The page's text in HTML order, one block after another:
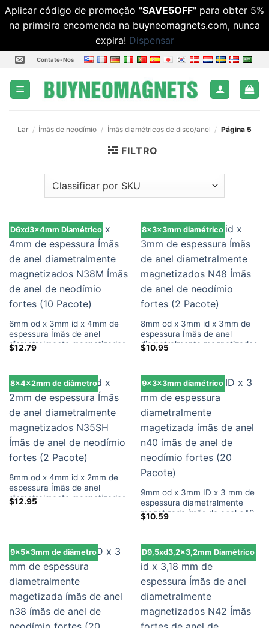
Aplicar código de promoção "SAVE5OFF" para obter 5%
na primeira encomenda na buyneomagnets.com, nunca
expira! Dispensar
conteúdo
Contate-Nos
Lar / Ímãs de neodímio / Ímãs diamétricos de disco/anel / Página 5
FILTRO
D6xd3x4mm Diamétrico
6mm od x 3mm id x 4mm de
espessura Ímãs de anel
diametralmente magnetizados
N38M Ímãs de anel de
$12.79
8x3x3mm diamétrico
8mm od x 3mm id x 3mm de
espessura Ímãs de anel
diametralmente magnetizados
N48 Ímãs de anel de neodímio
$10.95
8x4x2mm de diâmetro
8mm od x 4mm id x 2mm de
espessura Ímãs de anel
diametralmente magnetizados
N35SH Ímãs de anel de
$12.95
9x3x3mm diamétrico
9mm od x 3mm ID x 3 mm de
espessura diametralmente
magetizada ímãs de anel n40
ímãs de anel de neodímio
$10.59
9x5x3mm de diâmetro D9,5xd3,2x3,2mm Diamétrico